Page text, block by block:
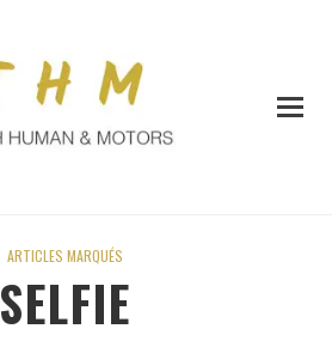
ARTICLES MARQUÉS
SELFIE